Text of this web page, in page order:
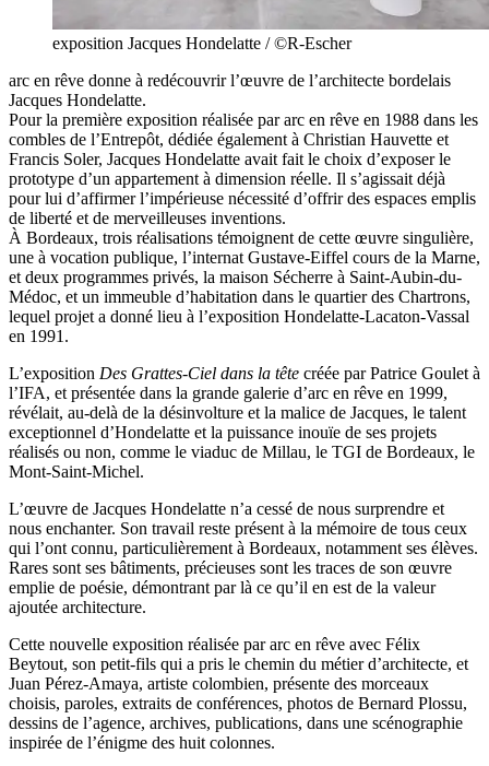
exposition Jacques Hondelatte / ©R-Escher
arc en rêve donne à redécouvrir l’œuvre de l’architecte bordelais
Jacques Hondelatte.
Pour la première exposition réalisée par arc en rêve en 1988 dans les
combles de l’Entrepôt, dédiée également à Christian Hauvette et
Francis Soler, Jacques Hondelatte avait fait le choix d’exposer le
prototype d’un appartement à dimension réelle. Il s’agissait déjà
pour lui d’affirmer l’impérieuse nécessité d’offrir des espaces emplis
de liberté et de merveilleuses inventions.
À Bordeaux, trois réalisations témoignent de cette œuvre singulière,
une à vocation publique, l’internat Gustave-Eiffel cours de la Marne,
et deux programmes privés, la maison Sécherre à Saint-Aubin-du-
Médoc, et un immeuble d’habitation dans le quartier des Chartrons,
lequel projet a donné lieu à l’exposition Hondelatte-Lacaton-Vassal
en 1991.
L’exposition Des Grattes-Ciel dans la tête créée par Patrice Goulet à
l’IFA, et présentée dans la grande galerie d’arc en rêve en 1999,
révélait, au-delà de la désinvolture et la malice de Jacques, le talent
exceptionnel d’Hondelatte et la puissance inouïe de ses projets
réalisés ou non, comme le viaduc de Millau, le TGI de Bordeaux, le
Mont-Saint-Michel.
L’œuvre de Jacques Hondelatte n’a cessé de nous surprendre et
nous enchanter. Son travail reste présent à la mémoire de tous ceux
qui l’ont connu, particulièrement à Bordeaux, notamment ses élèves.
Rares sont ses bâtiments, précieuses sont les traces de son œuvre
emplie de poésie, démontrant par là ce qu’il en est de la valeur
ajoutée architecture.
Cette nouvelle exposition réalisée par arc en rêve avec Félix
Beytout, son petit-fils qui a pris le chemin du métier d’architecte, et
Juan Pérez-Amaya, artiste colombien, présente des morceaux
choisis, paroles, extraits de conférences, photos de Bernard Plossu,
dessins de l’agence, archives, publications, dans une scénographie
inspirée de l’énigme des huit colonnes.